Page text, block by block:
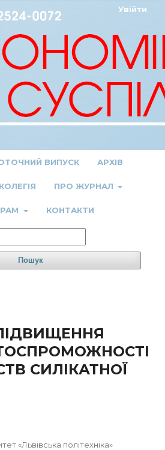
ВИПУСК АРХІВ
ПРО ЖУРНАЛ
КОНТАКТИ
Пошук
Увійти
СИЛІКАТНОЇ
«Львівська політехніка»